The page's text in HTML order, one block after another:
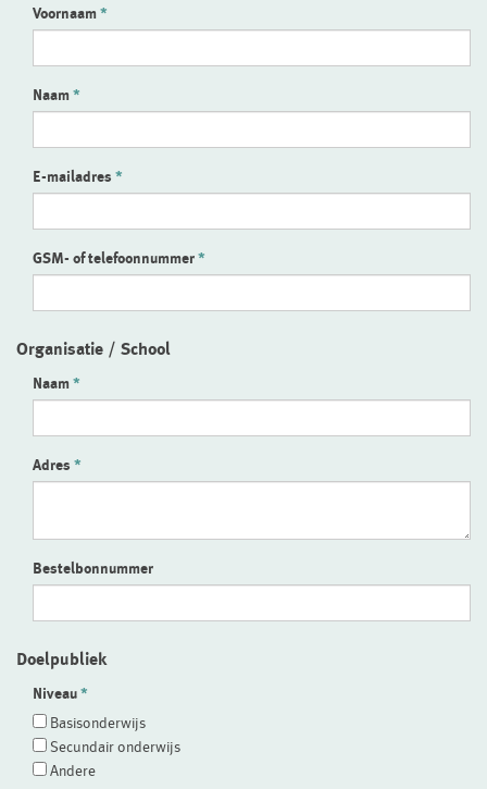
Voornaam
Naam
E-mailadres
GSM- of telefoonnummer
Organisatie / School
Naam
Adres
Bestelbonnummer
Doelpubliek
Niveau
Basisonderwijs
Secundair onderwijs
Andere